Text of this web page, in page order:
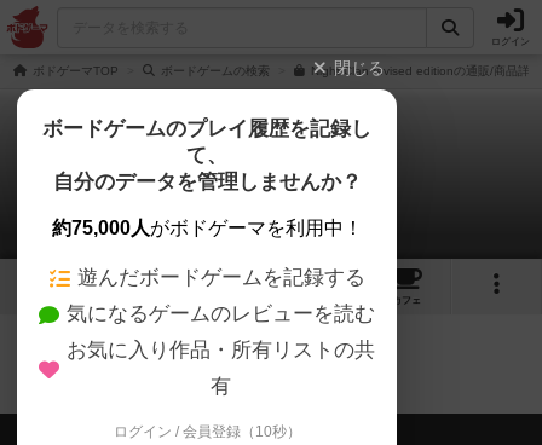
ログイン
ボドゲーマTOP ボードゲームの検索 Night Clan revised editionの通販/商品詳細
ナイトクラン
0件のリプレイ日記
2 7
カフェ
ナイトクランのトップに戻る
閉じる
ボードゲームのプレイ履歴を記録し
て、
自分のデータを管理しませんか？
約75,000人がボドゲーマを利用中！
遊んだボードゲームを記録する
気になるゲームのレビューを読む
お気に入り作品・所有リストの共
有
ログイン / 会員登録（10秒）